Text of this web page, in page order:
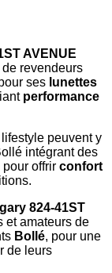
AVENUE
revendeurs
ses lunettes
performance
peuvent y
intégrant des
offrir confort
824-41ST
et amateurs de
Bollé, pour une
de leurs